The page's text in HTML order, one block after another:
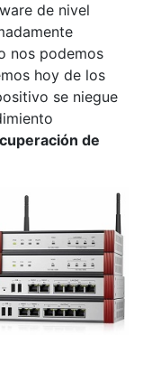
de nivel
nos podemos
hoy de los
se niegue
de